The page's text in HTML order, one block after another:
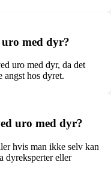
med dyr?
uro med dyr, da det
angst hos dyret.
uro med dyr?
hvis man ikke selv kan
dyreksperter eller